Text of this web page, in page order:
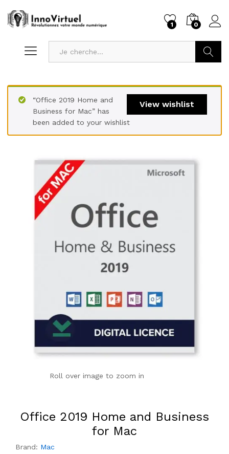
1 0
View wishlist
“Office 2019 Home and
Business for Mac” has
been added to your wishlist
Roll over image to zoom in
Office 2019 Home and Business
for Mac
Brand: Mac